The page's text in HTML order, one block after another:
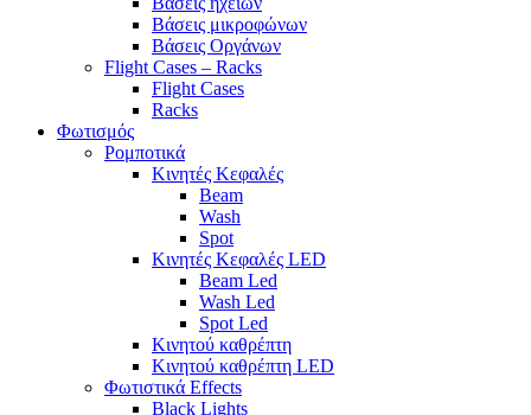
Βάσεις μικροφώνων
Βάσεις Οργάνων
Flight Cases – Racks
Flight Cases
Racks
Φωτισμός
Ρομποτικά
Κινητές Κεφαλές
Beam
Wash
Spot
Κινητές Κεφαλές LED
Beam Led
Wash Led
Spot Led
Κινητού καθρέπτη
Κινητού καθρέπτη LED
Φωτιστικά Effects
Black Lights